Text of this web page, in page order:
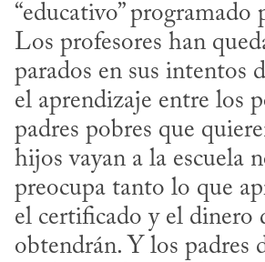
“educativo” programado
Los profesores han
parados en sus intentos
el aprendizaje entre los
padres pobres que
hijos vayan a la escuela
preocupa tanto lo que
el certificado y el dinero
obtendrán. Y los padres